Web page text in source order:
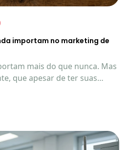
importam no marketing de
mais do que nunca. Mas
que apesar de ter suas
de entender.